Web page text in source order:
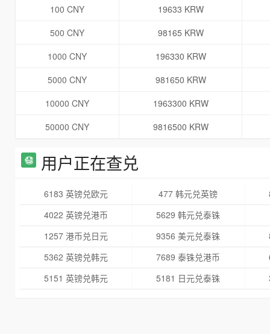
100 CNY
19633 KRW
500 CNY
98165 KRW
1000 CNY
196330 KRW
5000 CNY
981650 KRW
10000 CNY
1963300 KRW
50000 CNY
9816500 KRW
用户正在查兑
6183 英镑兑欧元 477 韩元兑英镑
4022 英镑兑港币
5629 韩元兑泰铢
1257 港币兑日元
9356 美元兑泰铢
5362 英镑兑韩元
7689 泰铢兑港币
5151 英镑兑韩元
5181 日元兑泰铢